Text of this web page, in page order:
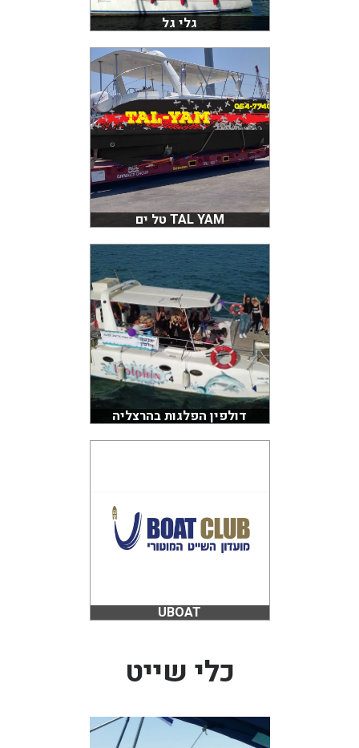
גלי גל
TAL YAM טל ים
דולפין הפלגות בהרצליה
UBOAT
כלי שייט